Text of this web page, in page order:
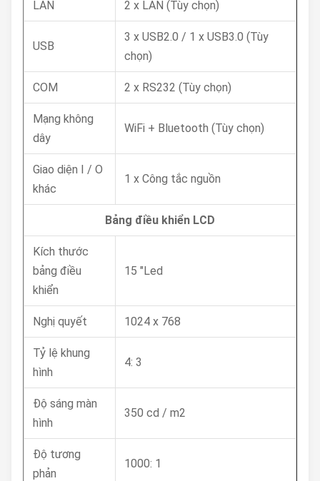
LAN 2 x LAN (Tùy chọn)
USB
3 x USB2.0 / 1 x USB3.0 (Tùy
chọn)
COM 2 x RS232 (Tùy chọn)
Mạng không
dây
WiFi + Bluetooth (Tùy chọn)
Giao diện I / O
khác
1 x Công tắc nguồn
Bảng điều khiển LCD
Kích thước
bảng điều
khiển
15 "Led
Nghị quyết 1024 x 768
Tỷ lệ khung
hình
4: 3
Độ sáng màn
hình
350 cd / m2
Độ tương
phản
1000: 1